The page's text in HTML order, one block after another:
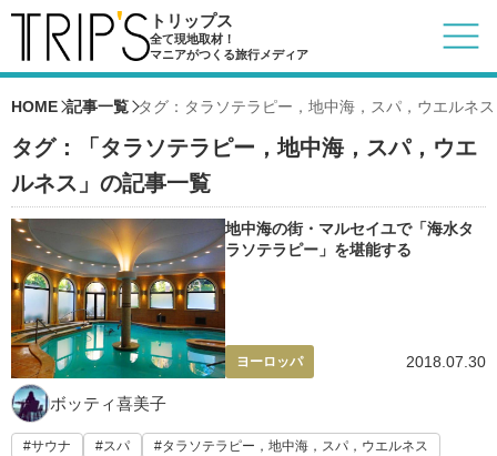
トリップス
全て現地取材！
マニアがつくる旅行メディア
HOME 記事一覧 タグ：タラソテラピー，地中海，スパ，ウエルネス
タグ：「タラソテラピー，地中海，スパ，ウエ
ルネス」の記事一覧
地中海の街・マルセイユで「海水タ
ラソテラピー」を堪能する
ヨーロッパ 2018.07.30
ボッティ喜美子
サウナ スパ
タラソテラピー，地中海，スパ，ウエルネス